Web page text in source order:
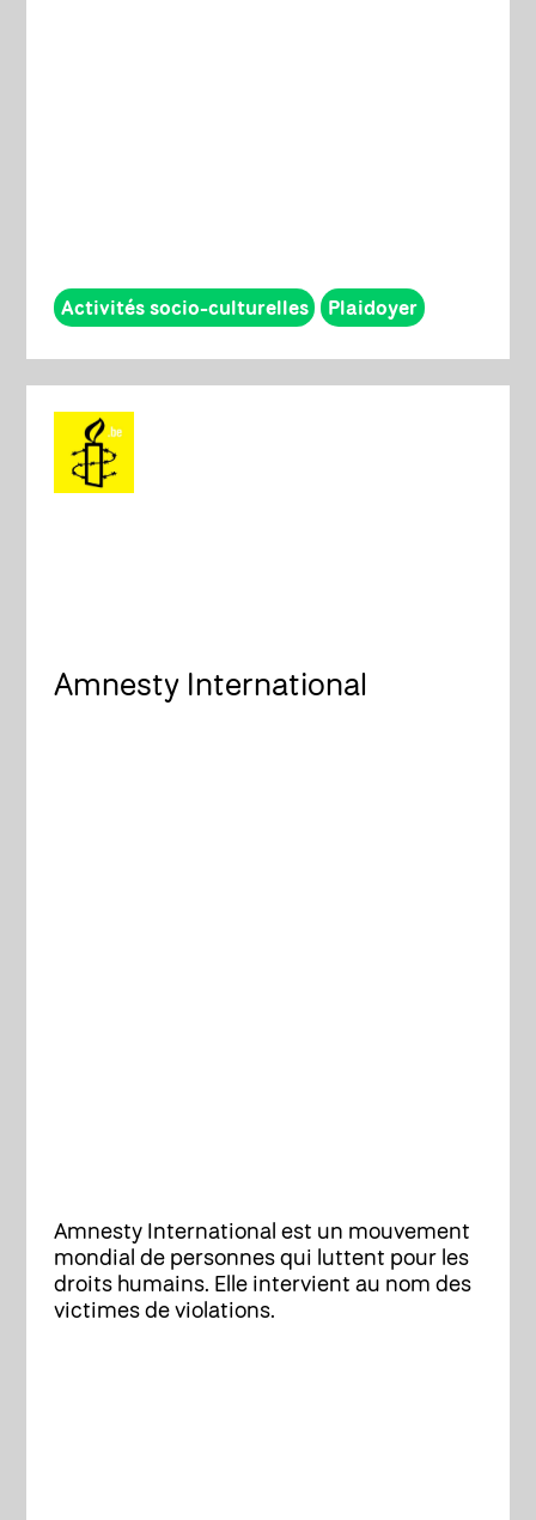
Activités socio-culturelles Plaidoyer
Amnesty International
Amnesty International est un mouvement
mondial de personnes qui luttent pour les
droits humains. Elle intervient au nom des
victimes de violations.